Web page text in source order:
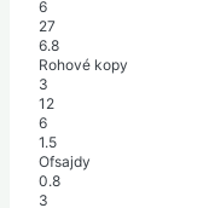
6
27
6.8
Rohové kopy
3
12
6
1.5
Ofsajdy
0.8
3